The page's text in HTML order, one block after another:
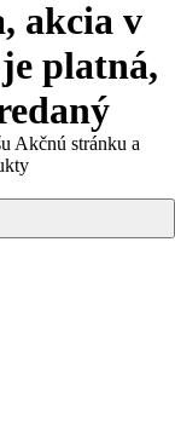
akcia v
platná,
Akčnú stránku a